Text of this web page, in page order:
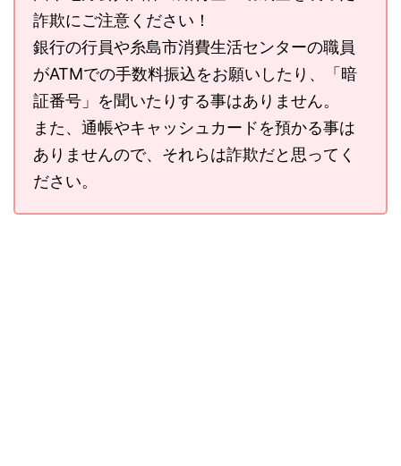
詐欺にご注意ください！
銀行の行員や糸島市消費生活センターの職員
がATMでの手数料振込をお願いしたり、「暗
証番号」を聞いたりする事はありません。
また、通帳やキャッシュカードを預かる事は
ありませんので、それらは詐欺だと思ってく
ださい。